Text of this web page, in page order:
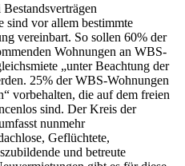
sind vor allem bestimmte
vereinbart. So sollen 60% der
Wohnungen an WBS-
„unter Beachtung der
25% der WBS-Wohnungen
vorbehalten, die auf dem freien
sind. Der Kreis der
nunmehr
Geflüchtete,
und betreute